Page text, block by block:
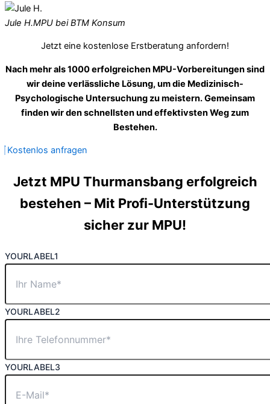
Jule H.MPU bei BTM Konsum
Jetzt eine kostenlose Erstberatung anfordern!
Nach mehr als 1000 erfolgreichen MPU-Vorbereitungen sind
wir deine verlässliche Lösung, um die Medizinisch-
Psychologische Untersuchung zu meistern. Gemeinsam
finden wir den schnellsten und effektivsten Weg zum
Bestehen.
Kostenlos anfragen
Jetzt MPU Thurmansbang erfolgreich
bestehen – Mit Profi-Unterstützung
sicher zur MPU!
YOURLABEL1
YOURLABEL2
YOURLABEL3